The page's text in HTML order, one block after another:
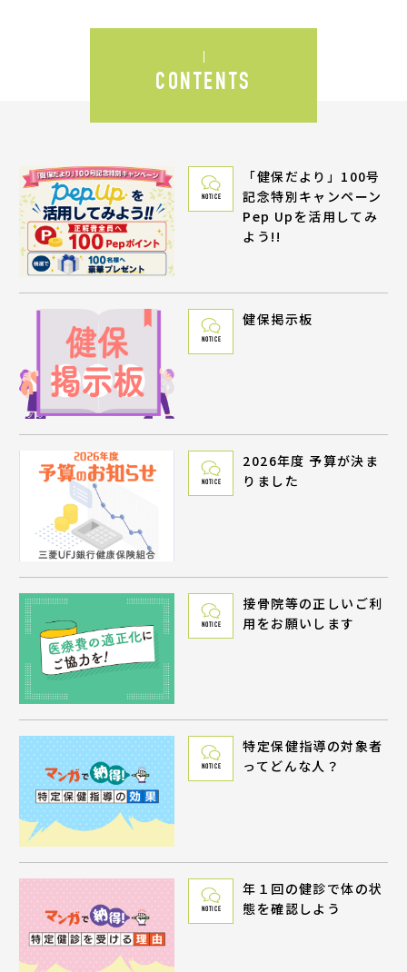
CONTENTS
NOTICE
「健保だより」100号
記念特別キャンペーン
Pep Upを活用してみ
よう!!
NOTICE
健保掲示板
NOTICE
2026年度 予算が決ま
りました
NOTICE
接骨院等の正しいご利
用をお願いします
NOTICE
特定保健指導の対象者
ってどんな人？
NOTICE
年１回の健診で体の状
態を確認しよう